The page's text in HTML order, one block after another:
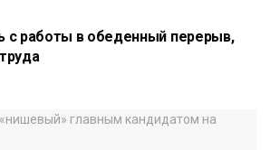
с работы в обеденный перерыв,